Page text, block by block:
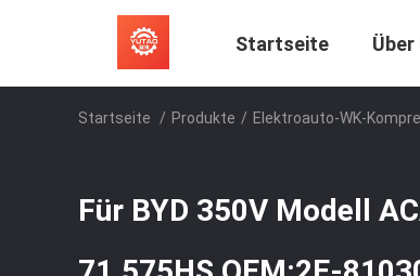
Startseite Über
Startseite / Produkte / Elektroauto-WK-
Für BYD 350V Modell